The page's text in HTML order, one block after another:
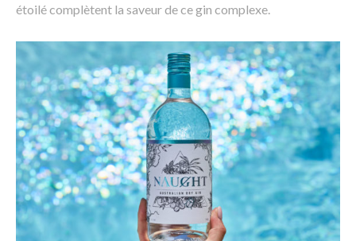
étoilé complètent la saveur de ce gin complexe.